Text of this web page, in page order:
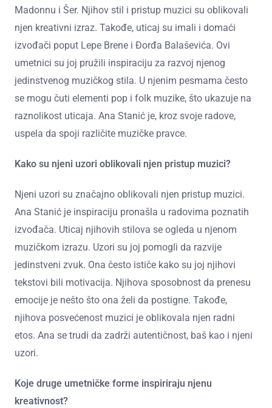
Madonnu i Šer. Njihov stil i pristup muzici su oblikovali
njen kreativni izraz. Takođe, uticaj su imali i domaći
izvođači poput Lepe Brene i Đorđa Balaševića. Ovi
umetnici su joj pružili inspiraciju za razvoj njenog
jedinstvenog muzičkog stila. U njenim pesmama često
se mogu čuti elementi pop i folk muzike, što ukazuje na
raznolikost uticaja. Ana Stanić je, kroz svoje radove,
uspela da spoji različite muzičke pravce.
Kako su njeni uzori oblikovali njen pristup muzici?
Njeni uzori su značajno oblikovali njen pristup muzici.
Ana Stanić je inspiraciju pronašla u radovima poznatih
izvođača. Uticaj njihovih stilova se ogleda u njenom
muzičkom izrazu. Uzori su joj pomogli da razvije
jedinstveni zvuk. Ona često ističe kako su joj njihovi
tekstovi bili motivacija. Njihova sposobnost da prenesu
emocije je nešto što ona želi da postigne. Takođe,
njihova posvećenost muzici je oblikovala njen radni
etos. Ana se trudi da zadrži autentičnost, baš kao i njeni
uzori.
Koje druge umetničke forme inspiriraju njenu
kreativnost?